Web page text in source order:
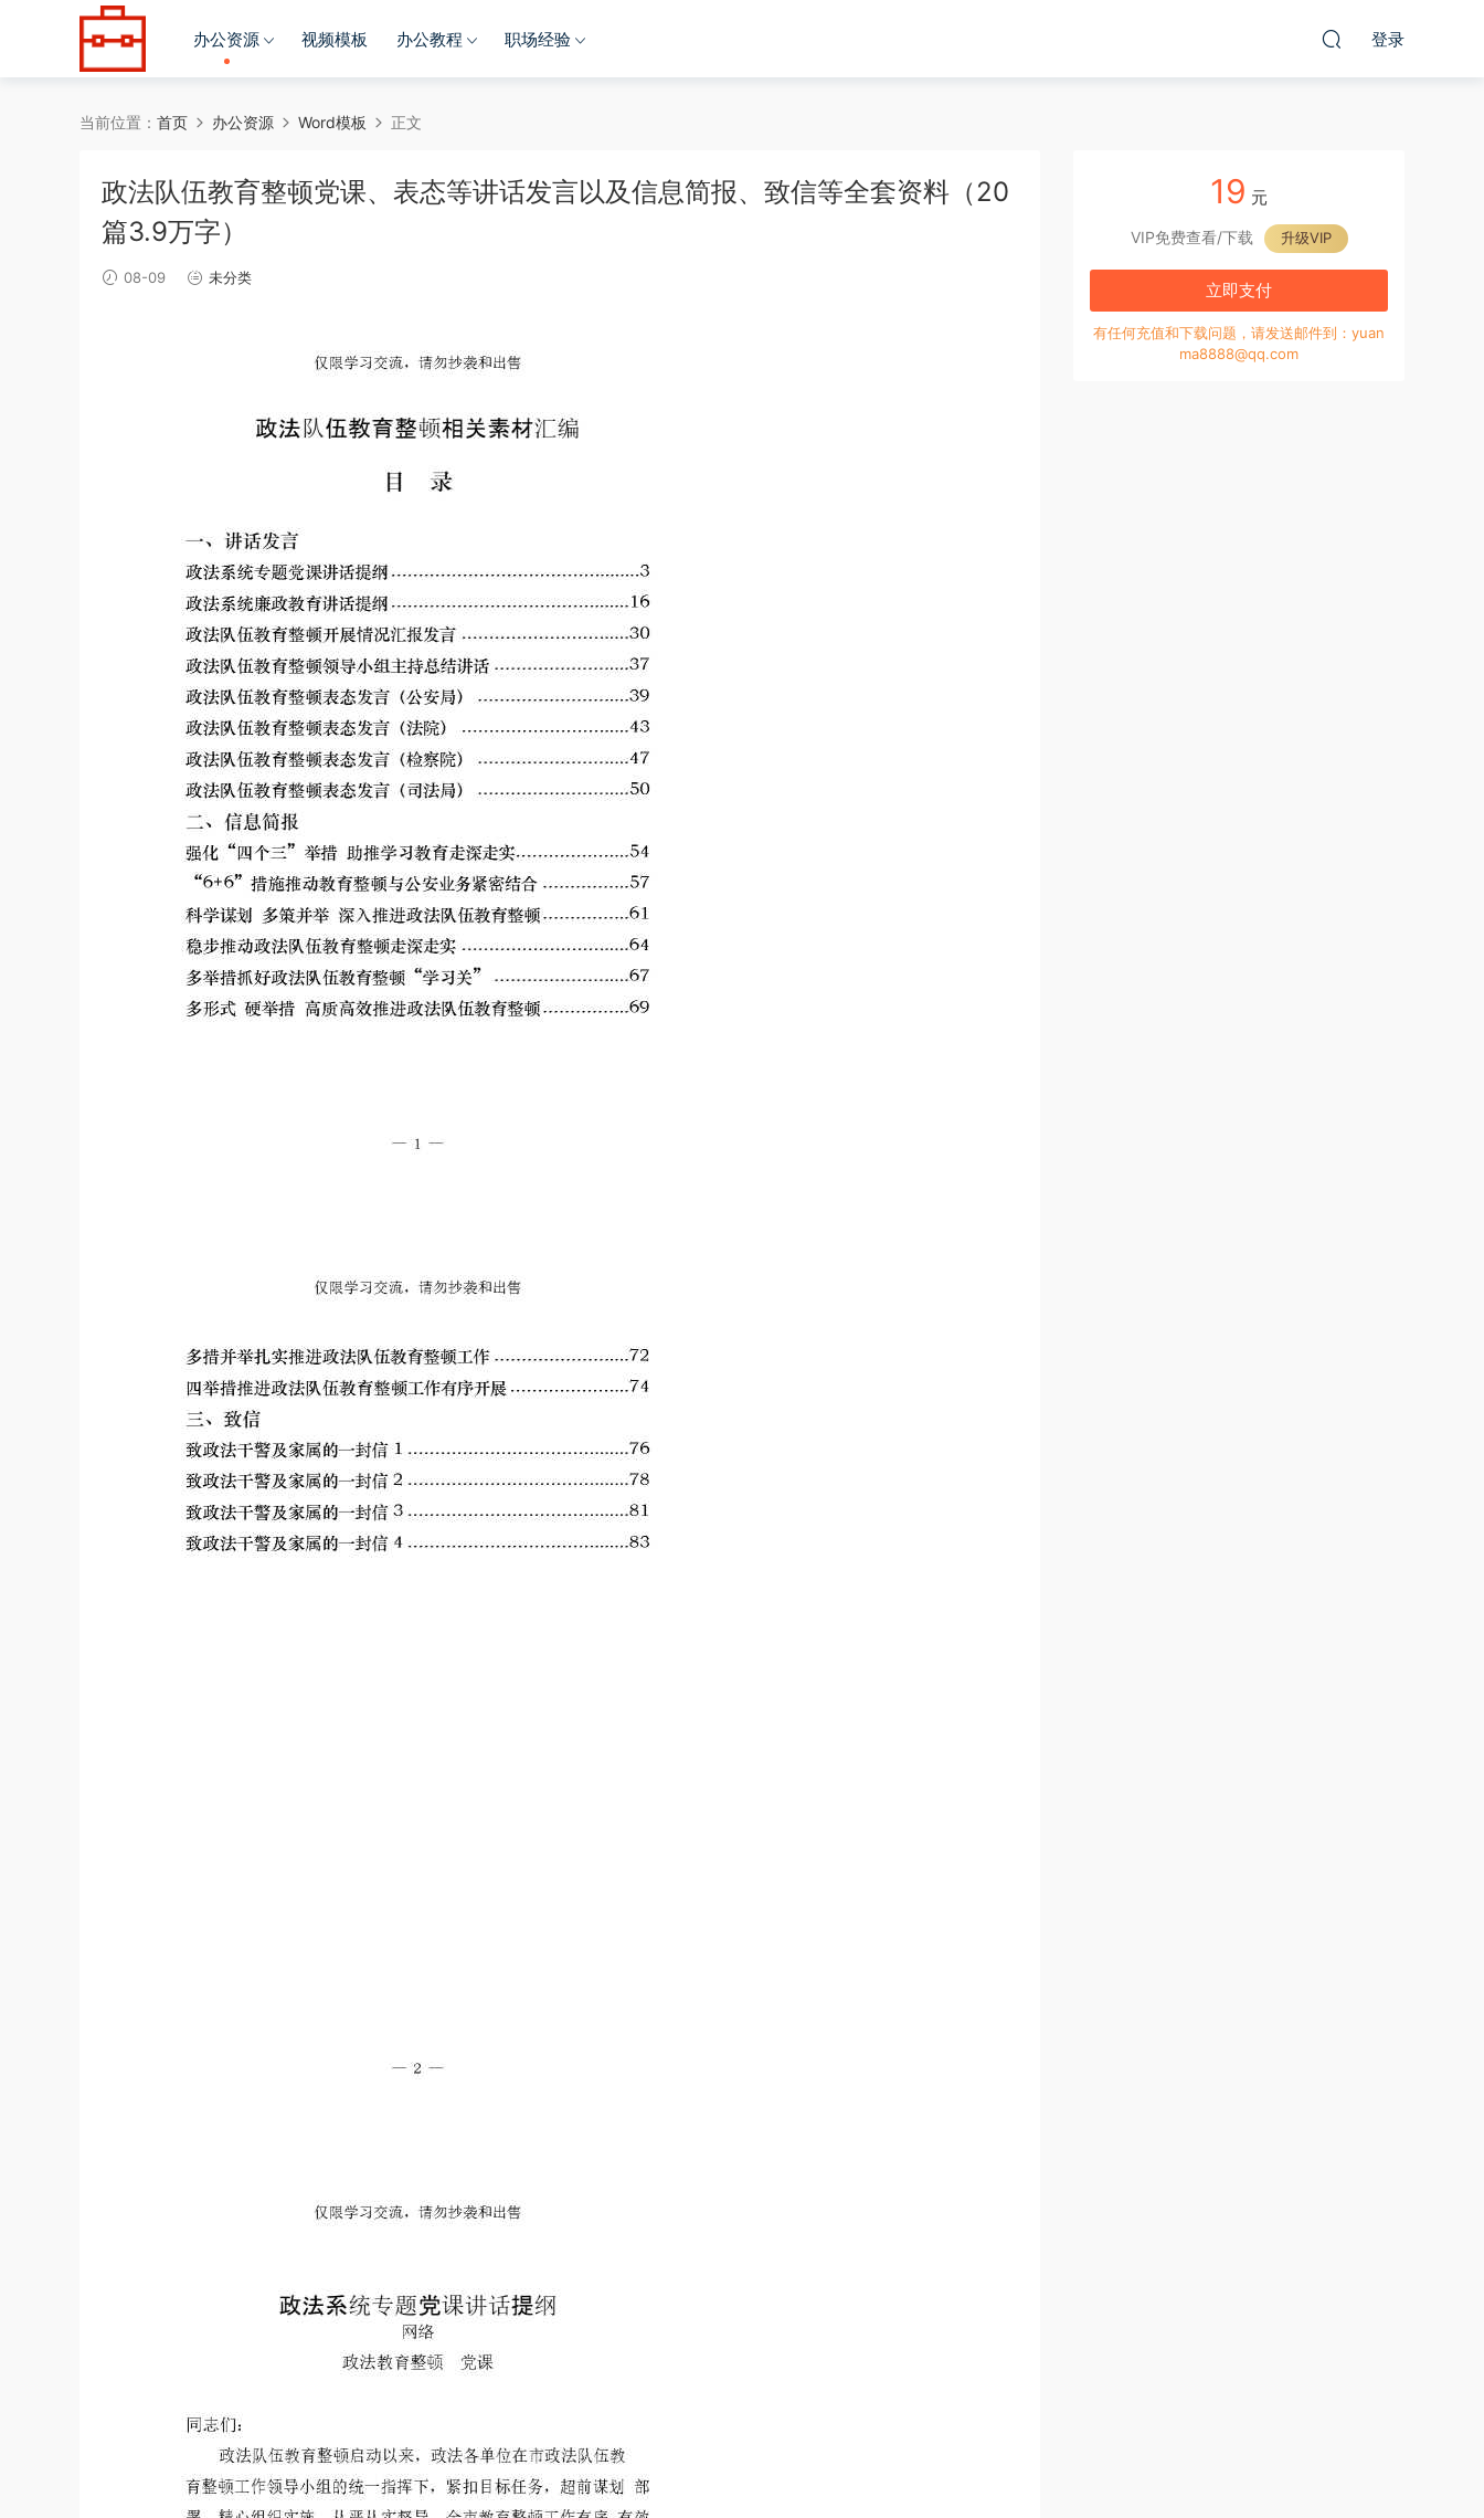
办公资源 视频模板 办公教程 职场经验 登录
当前位置： 首页 办公资源 Word模板 正文
政法队伍教育整顿党课、表态等讲话发言以及信息简报、致信等全套资料（20
篇3.9万字）
08-09 未分类
19 元
VIP免费查看/下载 升级VIP
立即支付
有任何充值和下载问题，请发送邮件到：yuan
ma8888@qq.com